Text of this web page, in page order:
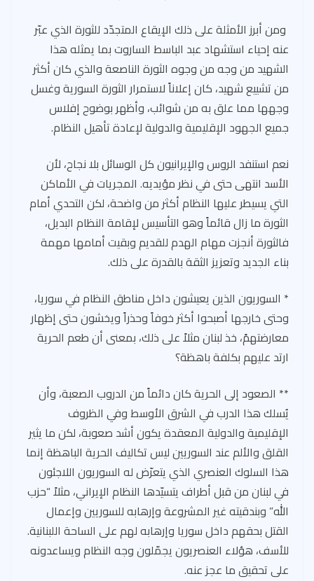
ومن أبرز الأمثلة على ذلك الإيقاع المتجدّد للثورة الذي عبّر
عنه إحياء استشهاد عبد الباسط الساروت بما يمثله هذا
الشهيد من وجه من وجوه الثورة الناصعة والذي كان أكثر
من تشييع شهيد، كان إعلاناً لاستمرار الثورة السورية وغسل
وجهها مما علق به من شوائب، وأظهر بوضوح إفلاس
جميع الجهود الإقليمية والدولية لإعادة تأهيل النظام.
نعم استنفد الروس والإيرانيون كل الوسائل بلا نجاح، لأن
الأسد انتهى حتى في نظر مؤيديه. المجريات في الأماكن
التي يسيطر عليها النظام أكثر من واضحة، لكن التحدي أمام
الثورة ما زال قائماً وهو التأسيس لإقامة النظام البديل،
فالثورة أنجزت مهام الهدم للقديم وبقيت أمامها مهمة
بناء الجديد وتعزيز الثقة بالقدرة على ذلك.
* السوريون الذين يعيشون داخل مناطق النظام في سوريا،
وحتى خارجها أصبحوا أكثر خوفاً وحذراً ويخشون حتى إظهار
معارضتهمً، خذ لبنان مثلاً على ذلك، بمعنى أن طعم الحرية
ارتد عليهم بكلفة باهظة؟
** الصعود إلى الحرية كان دائماً من الدروب الصعبة، وأن
يُسلك هذا الدرب في الشرق الأوسط وفي الظروف
الإقليمية والدولية المعقدة يكون أشد صعوبة، لكن ما يثير
القلق والألم عند السوريين ليس تكاليف الحرية الباهظة إنما
هذا السلوك العنصري الذي يتعرّض له السوريون اللاجئون
في لبنان من قبل أطراف يتسيّدها النظام الإيراني، مثلاً “حزب
الله” وبندقيته غير المشروعة وإرهابه للسوريين وإعمال
القتل بحقهم داخل سوريا وإرهابه لهم على الساحة اللبنانية.
للأسف، هؤلاء العنصريون يجمّلون وجه النظام ويساعدونه
على تحقيق ما عجز عنه.